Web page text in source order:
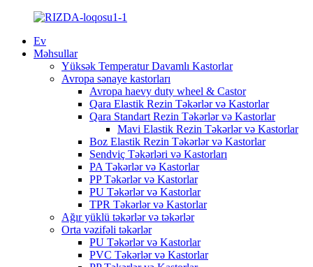
Ev
Məhsullar
Yüksək Temperatur Davamlı Kastorlar
Avropa sənaye kastorları
Avropa haevy duty wheel & Castor
Qara Elastik Rezin Təkərlər və Kastorlar
Qara Standart Rezin Təkərlər və Kastorlar
Mavi Elastik Rezin Təkərlər və Kastorlar
Boz Elastik Rezin Təkərlər və Kastorlar
Sendviç Təkərləri və Kastorları
PA Təkərlər və Kastorlar
PP Təkərlər və Kastorlar
PU Təkərlər və Kastorlar
TPR Təkərlər və Kastorlar
Ağır yüklü təkərlər və təkərlər
Orta vəzifəli təkərlər
PU Təkərlər və Kastorlar
PVC Təkərlər və Kastorlar